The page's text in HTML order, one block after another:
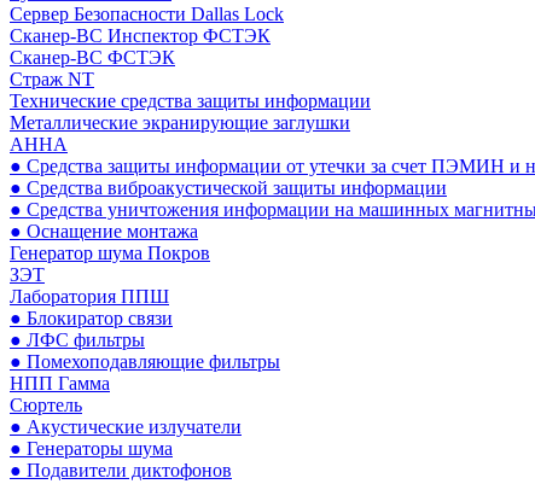
Сервер Безопасности Dallas Lock
Сканер-ВС Инспектор ФСТЭК
Сканер-ВС ФСТЭК
Страж NT
Технические средства защиты информации
Металлические экранирующие заглушки
АННА
● Средства защиты информации от утечки за счет ПЭМИН и
● Средства виброакустической защиты информации
● Средства уничтожения информации на машинных
● Оснащение монтажа
Генератор шума Покров
ЗЭТ
Лаборатория ППШ
● Блокиратор связи
● ЛФС фильтры
● Помехоподавляющие фильтры
НПП Гамма
Сюртель
● Акустические излучатели
● Генераторы шума
● Подавители диктофонов